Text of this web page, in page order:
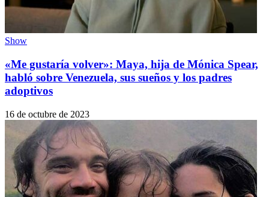
Show
«Me gustaría volver»: Maya, hija de Mónica Spear,
habló sobre Venezuela, sus sueños y los padres
adoptivos
16 de octubre de 2023